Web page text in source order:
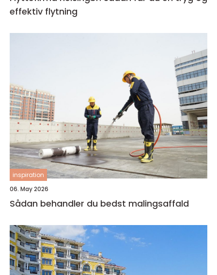
effektiv flytning
inspiration
06. May 2026
Sådan behandler du bedst malingsaffald